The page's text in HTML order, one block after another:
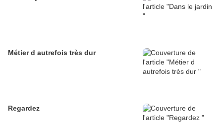
Métier d autrefois très dur
Regardez